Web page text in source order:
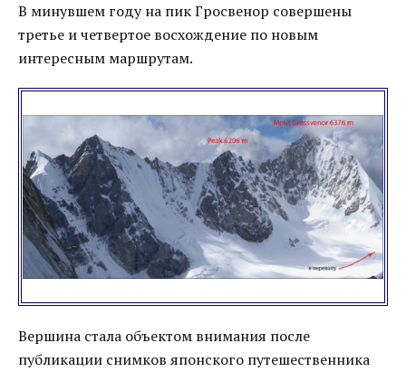
В минувшем году на пик Гросвенор совершены
третье и четвертое восхождение по новым
интересным маршрутам.
Вершина стала объектом внимания после
публикации снимков японского путешественника